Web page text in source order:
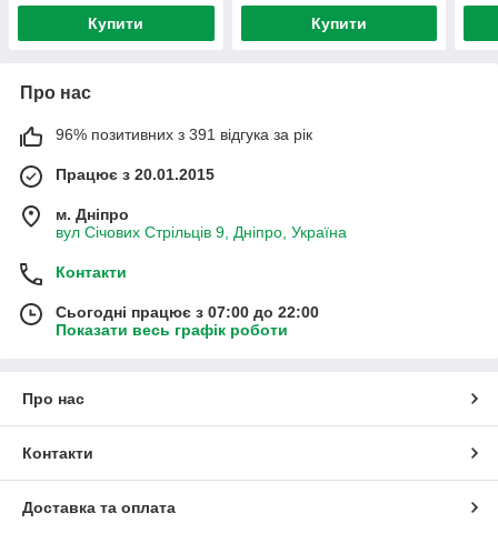
Купити Купити
Про нас
96% позитивних з 391 відгука за рік
Працює з 20.01.2015
м. Дніпро
вул Січових Стрільців 9, Дніпро, Україна
Контакти
Сьогодні працює з 07:00 до 22:00
Показати весь графік роботи
Про нас
Контакти
Доставка та оплата